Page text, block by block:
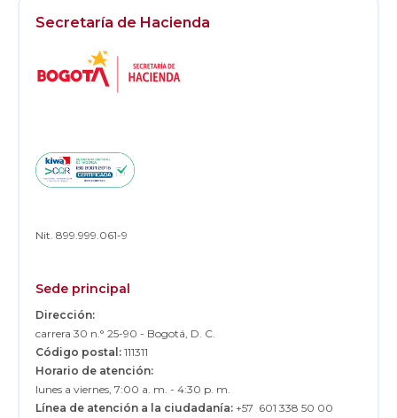
Secretaría de Hacienda
Nit. 899.999.061-9
Sede principal
Dirección:
carrera 30 n.° 25-90 - Bogotá, D. C.
Código postal: 111311
Horario de atención:
lunes a viernes, 7:00 a. m. - 4:30 p. m.
Línea de atención a la ciudadanía: +57 601 338 50 00